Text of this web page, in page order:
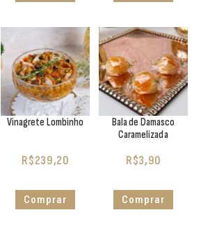
Vinagrete Lombinho
R$239,20
Comprar
Bala de Damasco
Caramelizada
R$3,90
Comprar